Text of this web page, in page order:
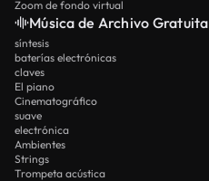
Zoom de fondo virtual
Música de Archivo Gratuita
síntesis
baterías electrónicas
claves
El piano
Cinematográfico
suave
electrónica
Ambientes
Strings
Trompeta acústica